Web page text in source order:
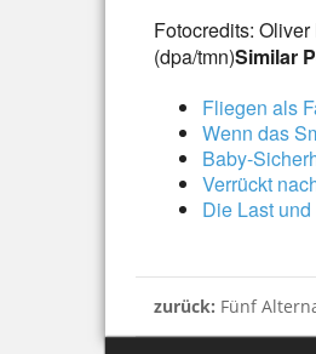
Fotocredits: Oliver
(dpa/tmn)Similar
Fliegen als
Wenn das
Baby-
Verrückt
Die Last
zurück: Fünf